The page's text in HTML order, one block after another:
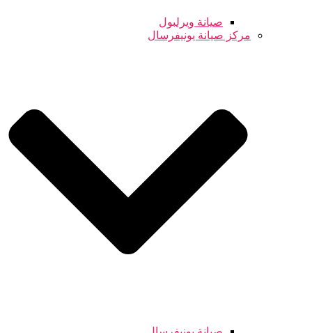
صيانة ويرلبول
مركز صيانة يونيفرسال